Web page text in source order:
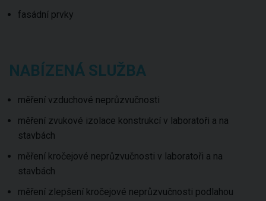
fasádní prvky
NABÍZENÁ SLUŽBA
měření vzduchové neprůzvučnosti
měření zvukové izolace konstrukcí v laboratoři a na
stavbách
měření kročejové neprůzvučnosti v laboratoři a na
stavbách
měření zlepšení kročejové neprůzvučnosti podlahou